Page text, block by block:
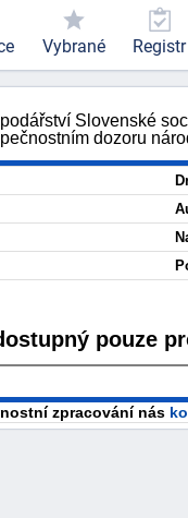
Slovenské
dozoru
pouze
zpracování nás
Vybrané Registr